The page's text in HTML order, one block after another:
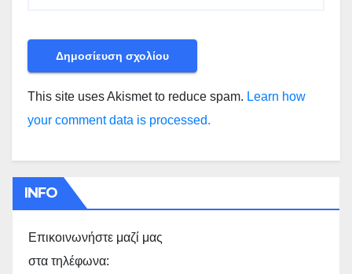
This site uses Akismet to reduce spam. Learn how
your comment data is processed.
INFO
Επικοινωνήστε μαζί μας
στα τηλέφωνα: